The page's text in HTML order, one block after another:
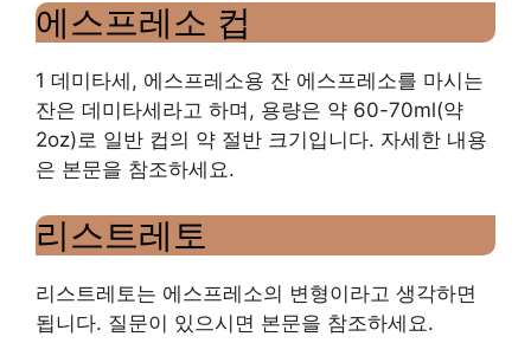
에스프레소 컵
1 데미타세, 에스프레소용 잔 에스프레소를 마시는
잔은 데미타세라고 하며, 용량은 약 60-70ml(약
2oz)로 일반 컵의 약 절반 크기입니다. 자세한 내용
은 본문을 참조하세요.
리스트레토
리스트레토는 에스프레소의 변형이라고 생각하면
됩니다. 질문이 있으시면 본문을 참조하세요.